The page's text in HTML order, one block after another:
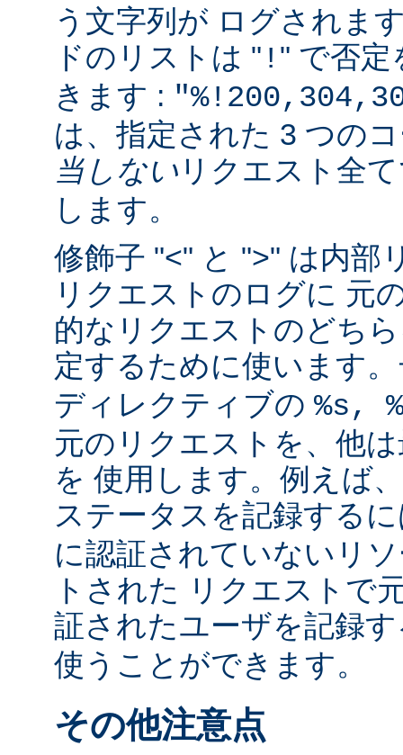
う文字列が ログされま
ドのリストは " ! " で否定
きます :
は、指定された 3 つの
当しない リクエスト全
します。
修飾子 "<" と ">" は内部
リクエストのログに 元
的なリクエストのどち
定するために使います
ディレクティブの %s,
元のリクエストを、他
を 使用します。例えば
ステータスを記録する
に認証されていないリ
トされた リクエストで
証されたユーザを記録
使うことができます。
その他注意点